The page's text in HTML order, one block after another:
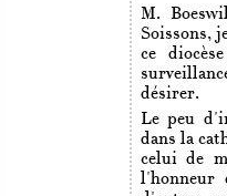
M.
Soissons,
ce
désirer.
Le peu
dans la
celui de
l'honneur